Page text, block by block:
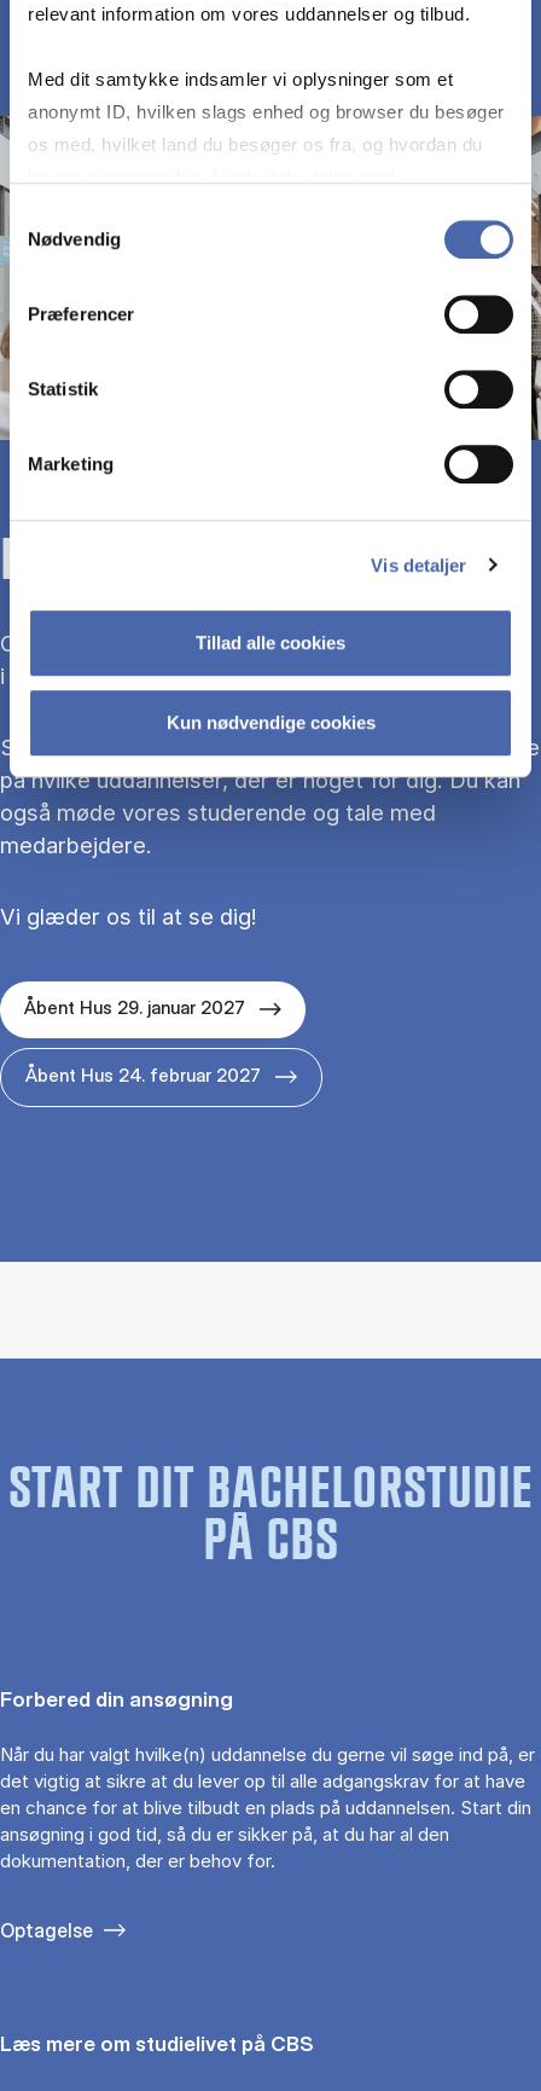
relevant information om vores uddannelser og tilbud.
Med dit samtykke indsamler vi oplysninger som et
anonymt ID, hvilken slags enhed og browser du besøger
os med, hvilket land du besøger os fra, og hvordan du
markedsføring. Du bestemmer selv - og kan altid trække
Nødvendig
Præferencer
Statistik
Marketing
Vis detaljer
Tillad alle cookies
Kun nødvendige cookies
KOM TIL ÅBENT HUS
Overvejer du at søge ind på en bacheloruddannelse
i 2027?
Så kom med til Åbent Hus, hvor du kan blive klogere
på hvilke uddannelser, der er noget for dig. Du kan
også møde vores studerende og tale med
medarbejdere.
Vi glæder os til at se dig!
Åbent Hus 29. januar 2027
Åbent Hus 24. februar 2027
START DIT BACHELORSTUDIE
PÅ CBS
Forbered din ansøgning
Når du har valgt hvilke(n) uddannelse du gerne vil søge ind på, er
det vigtig at sikre at du lever op til alle adgangskrav for at have
en chance for at blive tilbudt en plads på uddannelsen. Start din
ansøgning i god tid, så du er sikker på, at du har al den
dokumentation, der er behov for.
Optagelse
Læs mere om studielivet på CBS